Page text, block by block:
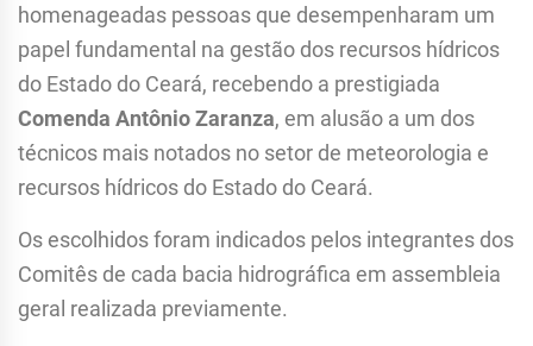
homenageadas pessoas que desempenharam um
papel fundamental na gestão dos recursos hídricos
do Estado do Ceará, recebendo a prestigiada
Comenda Antônio Zaranza, em alusão a um dos
técnicos mais notados no setor de meteorologia e
recursos hídricos do Estado do Ceará.
Os escolhidos foram indicados pelos integrantes dos
Comitês de cada bacia hidrográfica em assembleia
geral realizada previamente.